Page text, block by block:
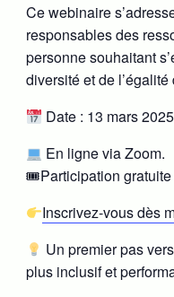
Ce webinaire
responsables des
personne souhaitant
diversité et de
Date : 13 mars
En ligne via Zoom.
🎟Participation
Inscrivez-vous dès
Un premier pas
plus inclusif et